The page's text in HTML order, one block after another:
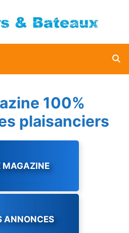
100%
plaisanciers
MAGAZINE
ANNONCES